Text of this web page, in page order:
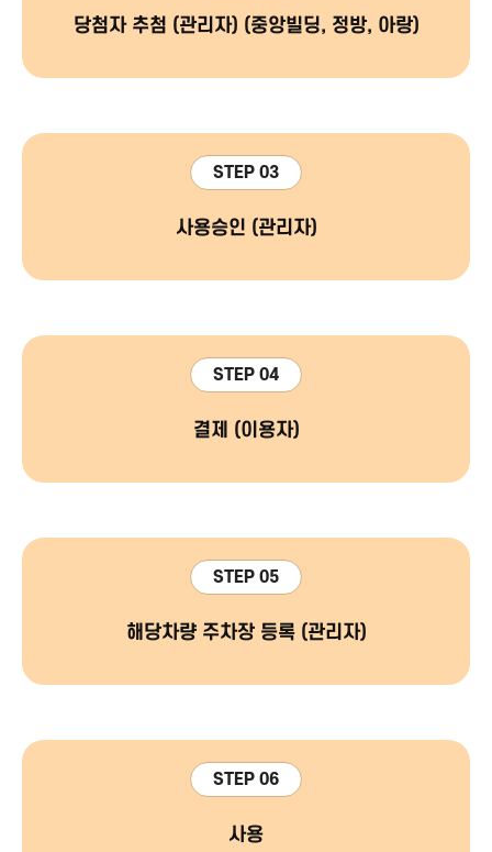
당첨자 추첨 (관리자) (중앙빌딩, 정방, 아랑)
STEP 03
사용승인 (관리자)
STEP 04
결제 (이용자)
STEP 05
해당차량 주차장 등록 (관리자)
STEP 06
사용